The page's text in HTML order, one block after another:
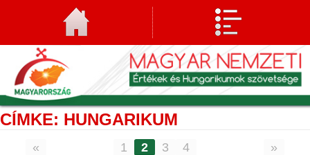
CÍMKE: HUNGARIKUM
« 1 2 3 4 »